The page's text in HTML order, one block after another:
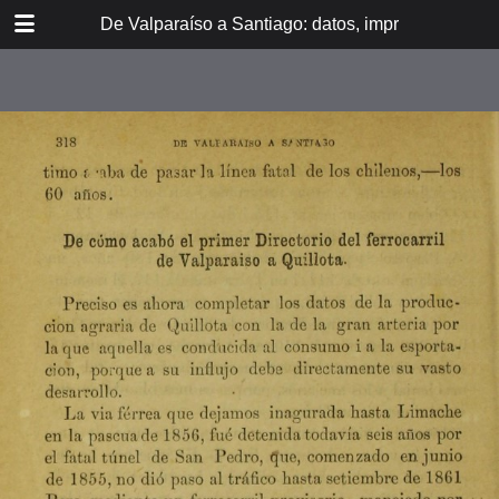
De Valparaíso a Santiago: datos, impresiones,
DOWNLOAD
Itinerario del ferrocarril de
Valparaíso a Santiago
espresamente grabado en Paris en
A los viajeros
En la Estación de Valparaíso
El banquete de inauguración i el
motín de Oyarce
Viña del Mar
Bosquejo histórico
El Salto